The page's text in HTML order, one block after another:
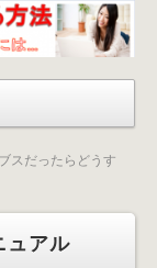
スだったらどうす
ュアル